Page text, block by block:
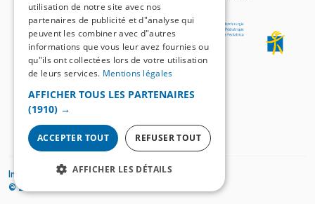
© 2026
Impressum Mentions légales
utilisation de notre site avec nos
partenaires de publicité et d"analyse qui
peuvent les combiner avec d"autres
informations que vous leur avez fournies ou
qu"ils ont collectées lors de votre utilisation
de leurs services. Mentions légales
AFFICHER TOUS LES PARTENAIRES
(1910) →
ACCEPTER TOUT REFUSER TOUT
AFFICHER LES DÉTAILS